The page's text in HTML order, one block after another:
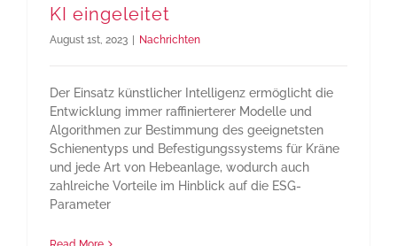
KI eingeleitet
August 1st, 2023 Nachrichten
Der Einsatz künstlicher Intelligenz ermöglicht die
Entwicklung immer raffinierterer Modelle und
Algorithmen zur Bestimmung des geeignetsten
Schienentyps und Befestigungssystems für Kräne
und jede Art von Hebeanlage, wodurch auch
zahlreiche Vorteile im Hinblick auf die ESG-
Parameter